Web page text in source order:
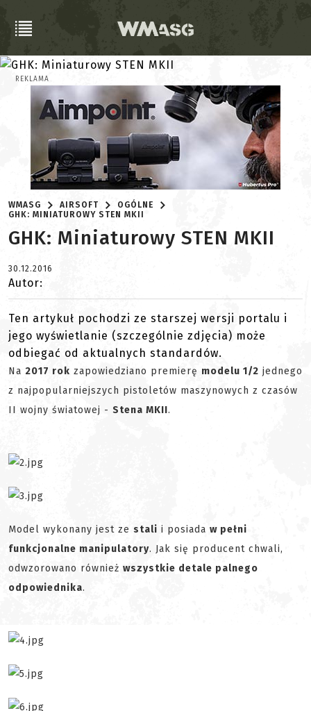
REKLAMA
WMASG AIRSOFT
OGÓLNE
GHK: MINIATUROWY STEN MKII
GHK: Miniaturowy STEN MKII
30.12.2016
Autor:
Ten artykuł pochodzi ze starszej wersji portalu i
jego wyświetlanie (szczególnie zdjęcia) może
odbiegać od aktualnych standardów.
Na 2017 rok zapowiedziano premierę modelu 1/2 jednego
z najpopularniejszych pistoletów maszynowych z czasów
II wojny światowej - Stena MKII.
Model wykonany jest ze stali i posiada w pełni
funkcjonalne manipulatory. Jak się producent chwali,
odwzorowano również wszystkie detale palnego
odpowiednika.